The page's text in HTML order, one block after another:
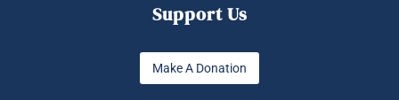
Support Us
Make A Donation